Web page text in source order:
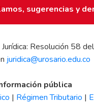
sugerencias y
Resolución
juridica@urosario.edu.co
pública
| Régimen Tributario |